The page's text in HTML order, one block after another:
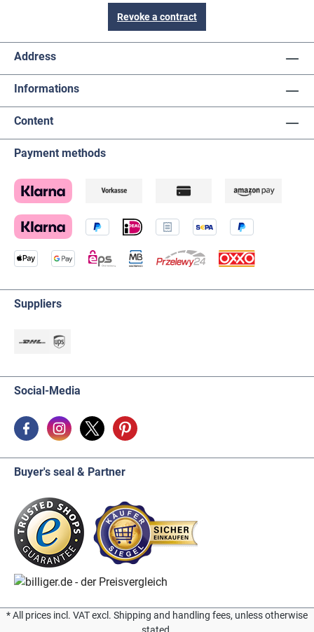
Revoke a contract
Address
Informations
Content
Payment methods
Suppliers
Social-Media
Buyer's seal & Partner
* All prices incl. VAT excl. Shipping and handling fees, unless otherwise